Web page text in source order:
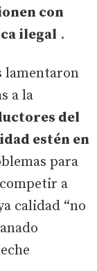
con
ilegal .
lamentaron
a la
del
estén en
para
a
calidad “no